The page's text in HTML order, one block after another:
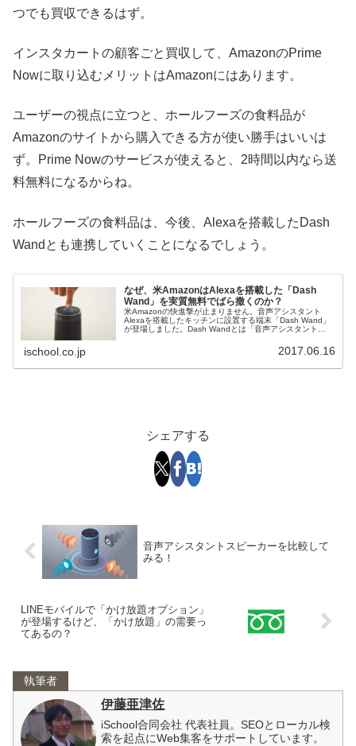
つでも買収できるはず。
インスタカートの顧客ごと買収して、AmazonのPrime
Nowに取り込むメリットはAmazonにはあります。
ユーザーの視点に立つと、ホールフーズの食料品が
Amazonのサイトから購入できる方が使い勝手はいいは
ず。Prime Nowのサービスが使えると、2時間以内なら送
料無料になるからね。
ホールフーズの食料品は、今後、Alexaを搭載したDash
Wandとも連携していくことになるでしょう。
なぜ、米AmazonはAlexaを搭載した「Dash
Wand」を実質無料でばら撒くのか？
米Amazonの快進撃が止まりません。音声アシスタント
Alexaを搭載したキッチンに設置する端末「Dash Wand」
が登場しました。Dash Wandとは「音声アシスタント
ischool.co.jp 2017.06.16
シェアする
音声アシスタントスピーカーを比較して
みる！
LINEモバイルで「かけ放題オプション」
が登場するけど、「かけ放題」の需要っ
てあるの？
執筆者
伊藤亜津佐
iSchool合同会社 代表社員。SEOとローカル検
索を起点にWeb集客をサポートしています。